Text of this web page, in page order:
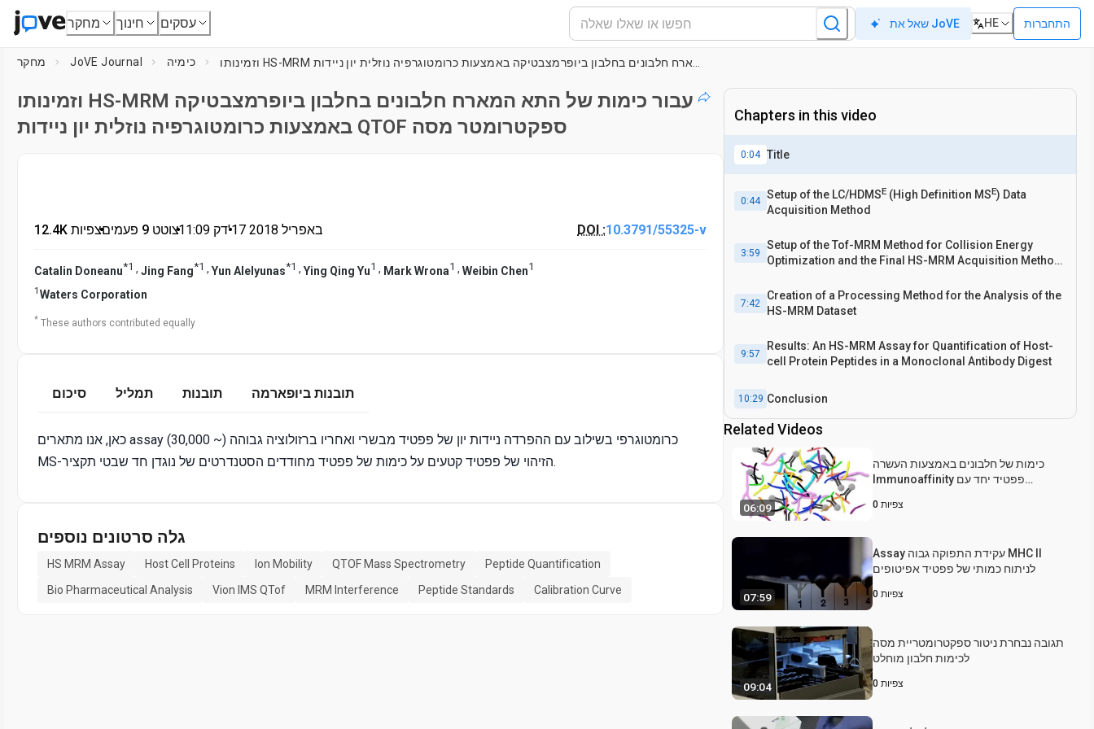
מחקר חינוך עסקים שאל את JoVE HE התחברות
מחקר JoVE Journal כימיה
וזמינותו HS-MRM עבור כימות של התא המארח חלבונים בחלבון ביופרמצבטיקה
באמצעות כרומטוגרפיה נוזלית יון ניידות QTOF ספקטרומטר מסה
12.4K צפיות• צוטט 9 פעמים•11:09 דק'
• 17 באפריל 2018 DOI :10.3791/55325-v
Catalin Doneanu*1 , Jing Fang*1 , Yun Alelyunas*1 , Ying Qing Yu1 , Mark Wrona1 , Weibin Chen1
1 Waters Corporation
* These authors contributed equally
סיכום תמליל תובנות תובנות ביופארמה
כאן, אנו מתארים assay כרומטוגרפי בשילוב עם ההפרדה ניידות יון של פפטיד מבשרי ואחריו ברזולוציה גבוהה (~ 30,000)
MS-הזיהוי של פפטיד קטעים על כימות של פפטיד מחודדים הסטנדרטים של נוגדן חד שבטי תקציר.
גלה סרטונים נוספים
HS MRM Assay Host Cell Proteins Ion Mobility QTOF Mass Spectrometry
Peptide Quantification
Bio Pharmaceutical Analysis
Vion IMS QTof MRM Interference Peptide Standards Calibration Curve
Chapters in this video
0:04 Title
0:44 Setup of the LC/HDMSE (High Definition MSE) Data
Acquisition Method
3:59
Setup of the Tof-MRM Method for Collision Energy
Optimization and the Final HS-MRM Acquisition Method
7:42
Creation of a Processing Method for the Analysis of the
HS-MRM Dataset
9:57
Results: An HS-MRM Assay for Quantification of Host-
cell Protein Peptides in a Monoclonal Antibody Digest
10:29 Conclusion
Related Videos
06:09
כימות של חלבונים באמצעות העשרה
Immunoaffinity פפטיד יחד עם
0 צפיות
07:59
Assay עקידת התפוקה גבוה MHC II
לניתוח כמותי של פפטיד אפיטופים
0 צפיות
09:04
תגובה נבחרת ניטור ספקטרומטריית מסה
לכימות חלבון מוחלט
0 צפיות